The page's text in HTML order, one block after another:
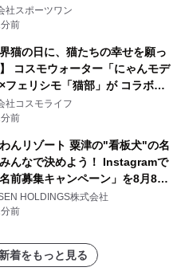
ソン2026」開催
社スポーツワン
前
界猫の日に、猫たちの幸せを願っ
コスモウォーター「にゃんモデ
フェリシモ「猫部」が コラボキ
ーンを実施
社コスモライフ
前
んリゾート 粟津の"看板犬"の名
んなで決めよう！ Instagramで
名前募集キャンペーン」を8月8日
り開催HOLDINGS株式会社
前
着をもっと見る